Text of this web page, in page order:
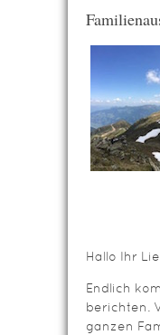
Hallo Ihr
Endlich
berichten.
ganzen